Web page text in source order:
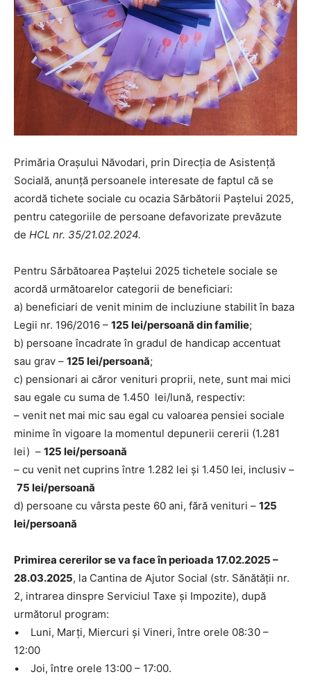
Primăria Oraşului Năvodari, prin Direcţia de Asistenţă
Socială, anunţă persoanele interesate de faptul că se
acordă tichete sociale cu ocazia Sărbătorii Paştelui 2025,
pentru categoriile de persoane defavorizate prevăzute
de HCL nr. 35/21.02.2024.
Pentru Sărbătoarea Paştelui 2025 tichetele sociale se
acordă următoarelor categorii de beneficiari:
a) beneficiari de venit minim de incluziune stabilit în baza
Legii nr. 196/2016 – 125 lei/persoană din familie;
b) persoane încadrate în gradul de handicap accentuat
sau grav – 125 lei/persoană;
c) pensionari ai căror venituri proprii, nete, sunt mai mici
sau egale cu suma de 1.450 lei/lună, respectiv:
– venit net mai mic sau egal cu valoarea pensiei sociale
minime în vigoare la momentul depunerii cererii (1.281
lei) – 125 lei/persoană
– cu venit net cuprins între 1.282 lei şi 1.450 lei, inclusiv –
75 lei/persoană
d) persoane cu vârsta peste 60 ani, fără venituri – 125
lei/persoană
Primirea cererilor se va face în perioada 17.02.2025 –
28.03.2025, la Cantina de Ajutor Social (str. Sănătăţii nr.
2, intrarea dinspre Serviciul Taxe şi Impozite), după
următorul program:
• Luni, Marţi, Miercuri şi Vineri, între orele 08:30 –
12:00
• Joi, între orele 13:00 – 17:00.